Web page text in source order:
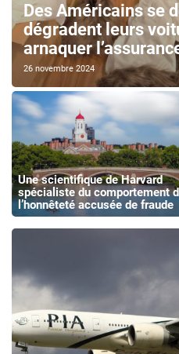
Des Américains se
dégradent leurs
arnaquer
26 novembre 2024
Une scientifique de Harvard
spécialiste du comportement
l’honnêteté accusée de fraude